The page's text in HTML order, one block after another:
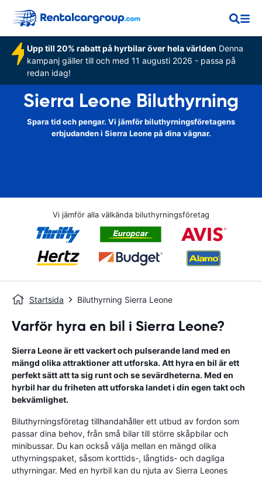
Upp till 20% rabatt på hyrbilar över hela världen Denna
kampanj gäller till och med 11 augusti 2026 - passa på
redan idag!
Sierra Leone Biluthyrning
Spara tid och pengar. Vi jämför biluthyrningsföretagens
erbjudanden i Sierra Leone på dina vägnar.
Vi jämför alla välkända biluthyrningsföretag
Startsida Biluthyrning Sierra Leone
Varför hyra en bil i Sierra Leone?
Sierra Leone är ett vackert och pulserande land med en
mängd olika attraktioner att utforska. Att hyra en bil är ett
perfekt sätt att ta sig runt och se sevärdheterna. Med en
hyrbil har du friheten att utforska landet i din egen takt och
bekvämlighet.
Biluthyrningsföretag tillhandahåller ett utbud av fordon som
passar dina behov, från små bilar till större skåpbilar och
minibussar. Du kan också välja mellan en mängd olika
uthyrningspaket, såsom korttids-, långtids- och dagliga
uthyrningar. Med en hyrbil kan du njuta av Sierra Leones